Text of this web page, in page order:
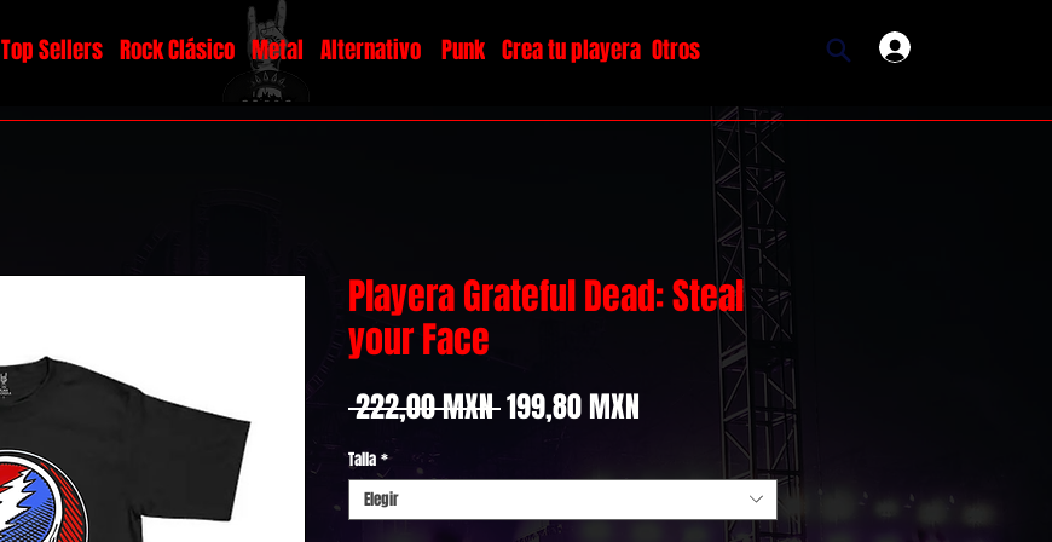
Top Sellers Rock Clásico Metal Alternativo Punk Crea tu playera Otros
Playera Grateful Dead: Steal
your Face
222,00 MXN Precio
199,80 MXN
oferta
Talla *
Elegir